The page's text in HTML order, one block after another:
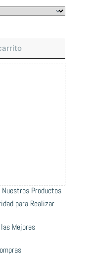
Productos
para Realizar
Mejores